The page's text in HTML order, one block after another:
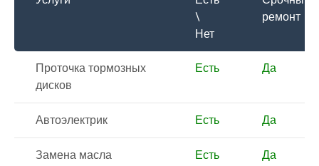
\
Нет
ремонт
Проточка тормозных
дисков
Есть Да
Автоэлектрик Есть Да
Замена масла Есть Да